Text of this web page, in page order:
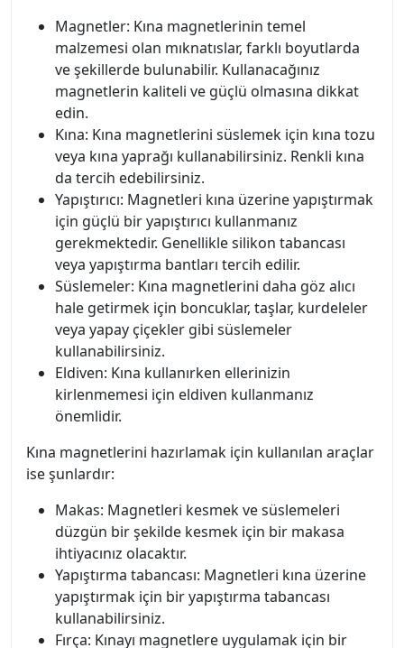
Magnetler: Kına magnetlerinin temel
malzemesi olan mıknatıslar, farklı boyutlarda
ve şekillerde bulunabilir. Kullanacağınız
magnetlerin kaliteli ve güçlü olmasına dikkat
edin.
Kına: Kına magnetlerini süslemek için kına tozu
veya kına yaprağı kullanabilirsiniz. Renkli kına
da tercih edebilirsiniz.
Yapıştırıcı: Magnetleri kına üzerine yapıştırmak
için güçlü bir yapıştırıcı kullanmanız
gerekmektedir. Genellikle silikon tabancası
veya yapıştırma bantları tercih edilir.
Süslemeler: Kına magnetlerini daha göz alıcı
hale getirmek için boncuklar, taşlar, kurdeleler
veya yapay çiçekler gibi süslemeler
kullanabilirsiniz.
Eldiven: Kına kullanırken ellerinizin
kirlenmemesi için eldiven kullanmanız
önemlidir.
Kına magnetlerini hazırlamak için kullanılan araçlar
ise şunlardır:
Makas: Magnetleri kesmek ve süslemeleri
düzgün bir şekilde kesmek için bir makasa
ihtiyacınız olacaktır.
Yapıştırma tabancası: Magnetleri kına üzerine
yapıştırmak için bir yapıştırma tabancası
kullanabilirsiniz.
Fırça: Kınayı magnetlere uygulamak için bir